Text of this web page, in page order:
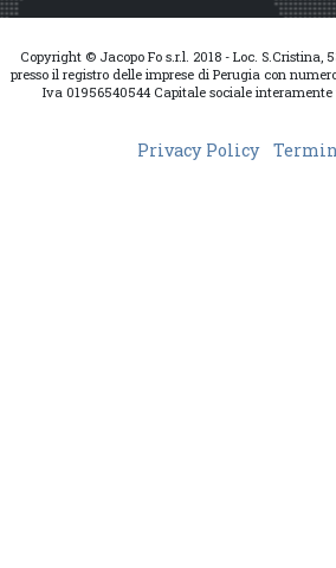
Copyright © Jacopo Fo s.r.l. 2018 - Loc. S.Cristina,
presso il registro delle imprese di Perugia con
Iva 01956540544 Capitale sociale interamente
Privacy Policy